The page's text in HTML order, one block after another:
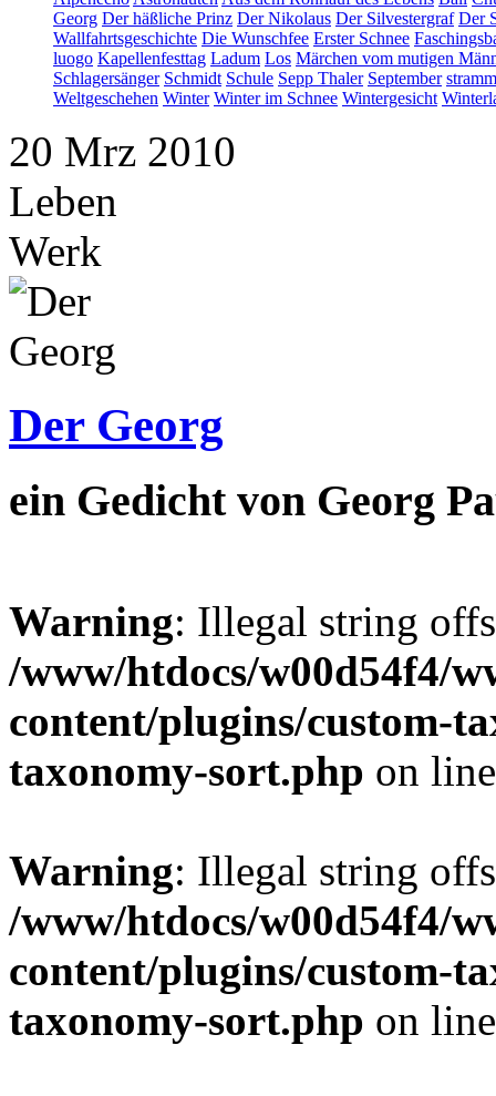
Georg Der häßliche Prinz Der Nikolaus Der Silvestergraf Der
Wallfahrtsgeschichte Die Wunschfee Erster Schnee
luogo Kapellenfesttag Ladum Los Märchen vom mutigen
Schlagersänger Schmidt Schule Sepp Thaler September
Weltgeschehen Winter Winter im Schnee Wintergesicht
20 Mrz 2010
Leben
Werk
Der Georg
ein Gedicht von Georg
Warning: Illegal string
/www/htdocs/w00d54f4/
content/plugins/custom-
taxonomy-sort.php on
Warning: Illegal string
/www/htdocs/w00d54f4/
content/plugins/custom-
taxonomy-sort.php on